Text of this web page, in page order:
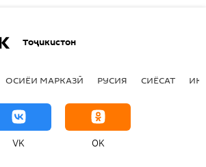
Тоҷикистон
ОСИЁИ МАРКАЗӢ РУСИЯ СИЁСАТ
VK OK